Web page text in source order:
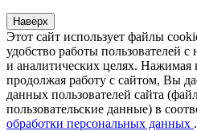
Наверх
Этот сайт использует файлы
удобство работы пользователей
и аналитических целях.
продолжая работу с сайтом, Вы
данных пользователей сайта
пользовательские данные) в
обработки персональных данных .